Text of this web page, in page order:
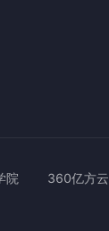
院
360亿方云